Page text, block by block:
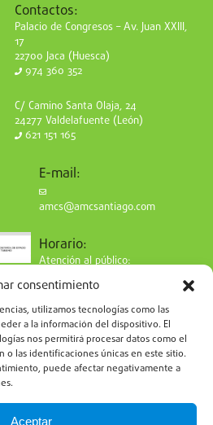
consentimiento
utilizamos tecnologías como las
a la información del dispositivo. El
nos permitirá procesar datos como el
las identificaciones únicas en este sitio.
puede afectar negativamente a
Aceptar
combina su herencia
modernos para peregrinos y
visitas guiadas, y
villa ofrece rutas urbanas y
típica leonesa y un
siglos de historia en
de cómo una localidad
su identidad histórica
como destino turístico,
referencia.
Contactos:
Palacio de Congresos – Av. Juan XXIII,
17
22700 Jaca (Huesca)
974 360 352
C/ Camino Santa Olaja, 24
24277 Valdelafuente (León)
621 151 165
E-mail:
amcs@amcsantiago.com
Horario:
Atención al público:
de 9 a 15h